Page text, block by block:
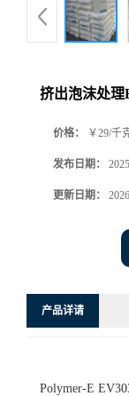
挤出泡沫处理
价格： ￥29/千
发布日期：
更新日期：
产品详请
Polymer-E